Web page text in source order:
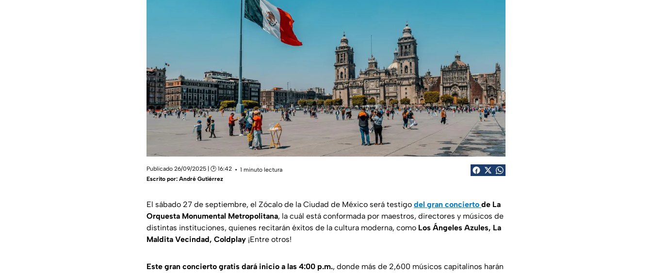
Publicado 26/09/2025 | 🕑 16:42
1 minuto lectura
Escrito por: André Gutiérrez
El sábado 27 de septiembre, el Zócalo de la Ciudad de México será testigo del gran concierto de La
Orquesta Monumental Metropolitana, la cuál está conformada por maestros, directores y músicos de
distintas instituciones, quienes recitarán éxitos de la cultura moderna, como Los Ángeles Azules, La
Maldita Vecindad, Coldplay ¡Entre otros!
Este gran concierto gratis dará inicio a las 4:00 p.m., donde más de 2,600 músicos capitalinos harán